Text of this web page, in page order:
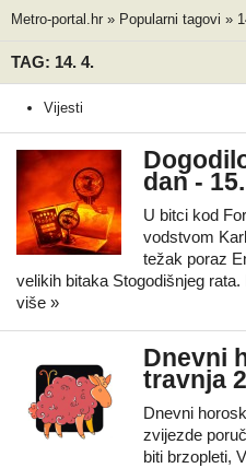
Metro-portal.hr » Popularni tagovi »
TAG: 14. 4.
Vijesti
dan -
U bitci kod
vodstvom
težak poraz
velikih bitaka Stogodišnjeg
više »
Dnevni
travnja
Dnevni
zvijezde
biti brzopleti,